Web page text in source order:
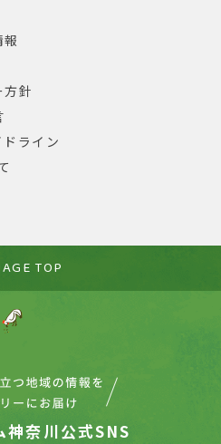
針
ライン
TOP
神奈川公式SNS